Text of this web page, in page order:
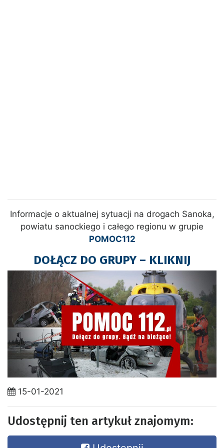
Informacje o aktualnej sytuacji na drogach Sanoka,
powiatu sanockiego i całego regionu w grupie
POMOC112
DOŁĄCZ DO GRUPY – KLIKNIJ
15-01-2021
Udostępnij ten artykuł znajomym: